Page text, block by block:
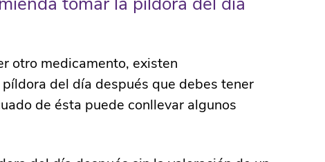
otro medicamento, existen
del día después que debes tener
de ésta puede conllevar algunos